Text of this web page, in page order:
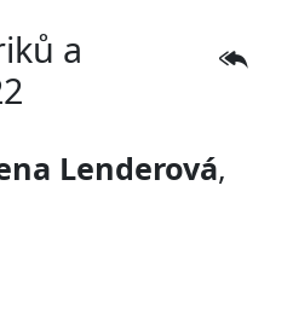
a
Lenderová,